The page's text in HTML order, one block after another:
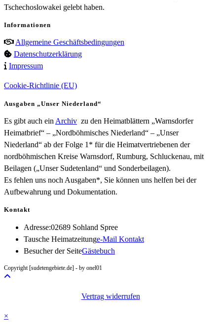
Tschechoslowakei gelebt haben.
Informationen
Allgemeine Geschäftsbedingungen
Datenschutzerklärung
Impressum
Cookie-Richtlinie (EU)
Ausgaben „Unser Niederland“
Es gibt auch ein Archiv zu den Heimatblättern „Warnsdorfer
Heimatbrief“ – „Nordböhmisches Niederland“ – „Unser
Niederland“ ab der Folge 1* für die Heimatvertriebenen der
nordböhmischen Kreise Warnsdorf, Rumburg, Schluckenau, mit
Beilagen („Unser Sudetenland“ und Sonderbeilagen).
Es fehlen uns noch Ausgaben*, Sie können uns helfen bei der
Aufbewahrung und Dokumentation.
Kontakt
Adresse:02689 Sohland Spree
Tausche Heimatzeitunge-Mail KontaktOpens
Besucher der SeiteGästebuch
Copyright [sudetengebiete.de] - by onel01
Vertrag widerrufen
×